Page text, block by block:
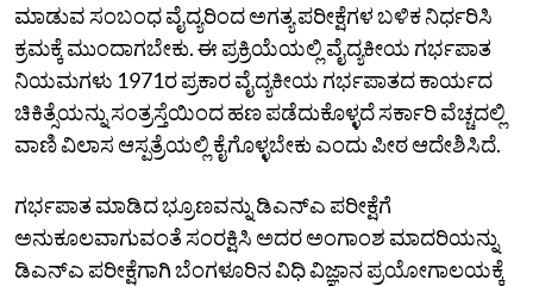
ಮಾಡುವ ಸಂಬಂಧ ವೈದ್ಯರಿಂದ ಅಗತ್ಯ ಪರೀಕ್ಷೆಗಳ ಬಳಿಕ ನಿರ್ಧರಿಸಿ
ಕ್ರಮಕ್ಕೆ ಮುಂದಾಗಬೇಕು. ಈ ಪ್ರಕ್ರಿಯೆಯಲ್ಲಿ ವೈದ್ಯಕೀಯ ಗರ್ಭಪಾತ
ನಿಯಮಗಳು 1971ರ ಪ್ರಕಾರ ವೈದ್ಯಕೀಯ ಗರ್ಭಪಾತದ ಕಾರ್ಯದ
ಚಿಕಿತ್ಸೆಯನ್ನು ಸಂತ್ರಸ್ತೆಯಿಂದ ಹಣ ಪಡೆದುಕೊಳ್ಳದೆ ಸರ್ಕಾರಿ ವೆಚ್ಚದಲ್ಲಿ
ವಾಣಿ ವಿಲಾಸ ಆಸ್ಪತ್ರೆಯಲ್ಲಿ ಕೈಗೊಳ್ಳಬೇಕು ಎಂದು ಪೀಠ ಆದೇಶಿಸಿದೆ.
ಗರ್ಭಪಾತ ಮಾಡಿದ ಭ್ರೂಣವನ್ನು ಡಿಎನ್‌ಎ ಪರೀಕ್ಷೆಗೆ
ಅನುಕೂಲವಾಗುವಂತೆ ಸಂರಕ್ಷಿಸಿ ಅದರ ಅಂಗಾಂಶ ಮಾದರಿಯನ್ನು
ಡಿಎನ್‌ಎ ಪರೀಕ್ಷೆಗಾಗಿ ಬೆಂಗಳೂರಿನ ವಿಧಿ ವಿಜ್ಞಾನ ಪ್ರಯೋಗಾಲಯಕ್ಕೆ